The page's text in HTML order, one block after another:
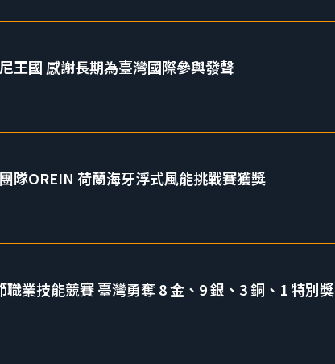
王國 感謝長期為臺灣國際參與發聲
隊OREIN 荷蘭海牙浮式風能挑戰賽獲獎
職業技能競賽 臺灣勇奪 8 金、9 銀、3 銅、1 特別獎